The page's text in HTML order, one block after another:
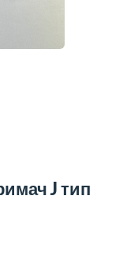
J тип